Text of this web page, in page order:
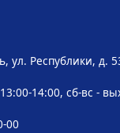
ул. Республики, д.
14:00, сб-вс -
00